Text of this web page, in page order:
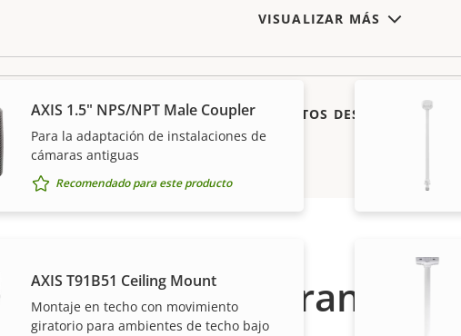
VISUALIZAR MÁS
AXIS 1.5" NPS/NPT Male Coupler
Para la adaptación de instalaciones de
cámaras antiguas
Recomendado para este producto
AXIS T91B51 Ceiling Mount
Montaje en techo con movimiento
giratorio para ambientes de techo bajo
MOSTRAR PRODUCTOS DESCATALOGADOS
Garantía